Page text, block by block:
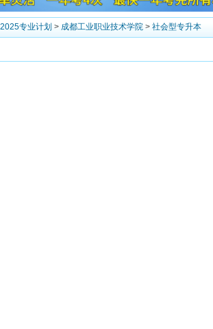
2025专业计划 > 成都工业职业技术学院 > 社会型专升本